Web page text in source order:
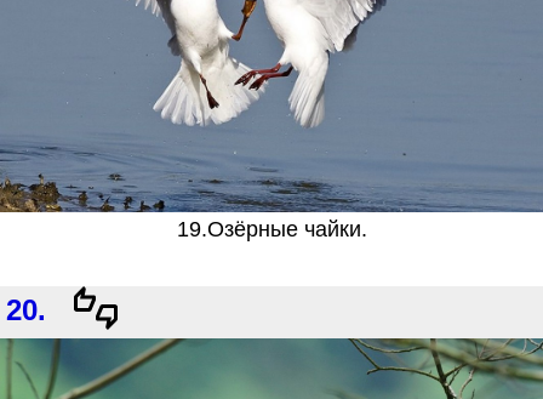
19.Озёрные чайки.
20.